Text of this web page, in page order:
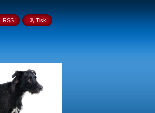
RSS Tisk